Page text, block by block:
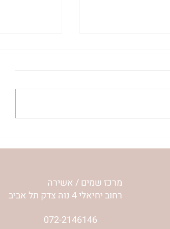
אילון הירש
מרכז שמים / אשירה
רחוב יחיאלי 4 נוה צדק תל אביב
072-2146146